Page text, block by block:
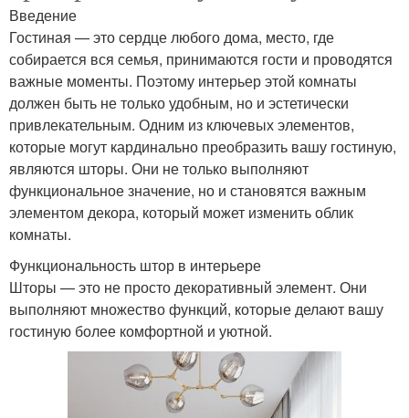
Введение
Гостиная — это сердце любого дома, место, где
собирается вся семья, принимаются гости и проводятся
важные моменты. Поэтому интерьер этой комнаты
должен быть не только удобным, но и эстетически
привлекательным. Одним из ключевых элементов,
которые могут кардинально преобразить вашу гостиную,
являются шторы. Они не только выполняют
функциональное значение, но и становятся важным
элементом декора, который может изменить облик
комнаты.
Функциональность штор в интерьере
Шторы — это не просто декоративный элемент. Они
выполняют множество функций, которые делают вашу
гостиную более комфортной и уютной.